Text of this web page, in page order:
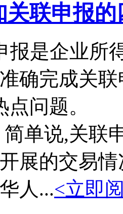
关联申报的
是企业所
确完成关
点问题。
说,关联申
展的交易
人...<立即